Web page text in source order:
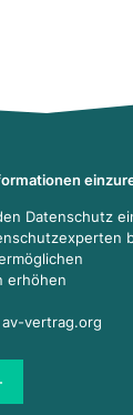
Datenschutz
erhöhen
vertrag.org